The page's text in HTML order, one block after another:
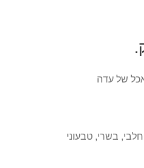
של עדה
בשרי, טבעוני